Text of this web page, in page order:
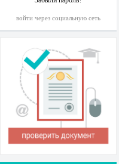
войти через социальную сеть